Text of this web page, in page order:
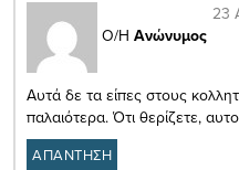
Ο/Η Ανώνυμος
23
Αυτά δε τα είπες στους
παλαιότερα. Ότι θερίζετε,
ΑΠΑΝΤΗΣΗ